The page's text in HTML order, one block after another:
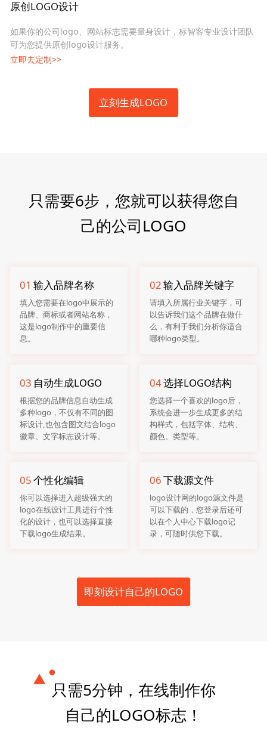
原创LOGO设计
如果你的公司logo、网站标志需要量身设计，标智客专业设计团队
可为您提供原创logo设计服务。
立即去定制>>
立刻生成LOGO
只需要6步，您就可以获得您自
己的公司LOGO
01 输入品牌名称
填入您需要在logo中展示的
品牌、商标或者网站名称，
这是logo制作中的重要信
息。
02输入品牌关键字
请填入所属行业关键字，可
以告诉我们这个品牌在做什
么，有利于我们分析你适合
哪种logo类型。
03 自动生成LOGO
根据您的品牌信息自动生成
多种logo，不仅有不同的图
标设计,也包含图文结合logo
徽章、文字标志设计等。
04选择LOGO结构
您选择一个喜欢的logo后，
系统会进一步生成更多的结
构样式，包括字体、结构、
颜色、类型等。
05个性化编辑
你可以选择进入超级强大的
logo在线设计工具进行个性
化的设计，也可以选择直接
下载logo生成结果。
06下载源文件
logo设计网的logo源文件是
可以下载的，您登录后还可
以在个人中心下载logo记
录，可随时供您下载。
即刻设计自己的LOGO
只需5分钟，在线制作你
自己的LOGO标志！